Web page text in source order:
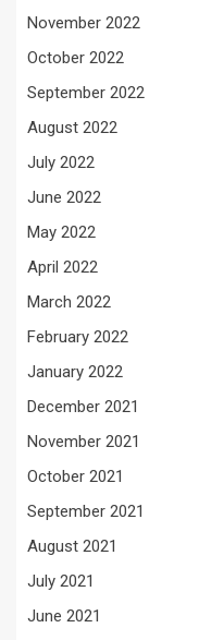
November 2022
October 2022
September 2022
August 2022
July 2022
June 2022
May 2022
April 2022
March 2022
February 2022
January 2022
December 2021
November 2021
October 2021
September 2021
August 2021
July 2021
June 2021